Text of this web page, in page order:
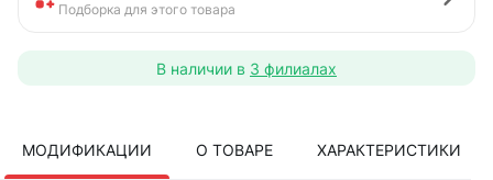
Подборка для этого товара
В наличии в 3 филиалах
МОДИФИКАЦИИ О ТОВАРЕ ХАРАКТЕРИСТИКИ